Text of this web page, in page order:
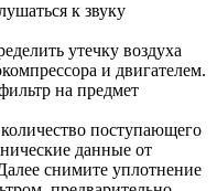
к звуку
утечку воздуха
и двигателем.
на предмет
поступающего
данные от
снимите уплотнение